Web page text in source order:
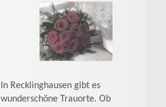
In Recklinghausen gibt es
wunderschöne Trauorte. Ob